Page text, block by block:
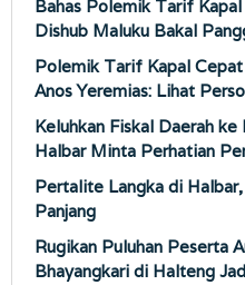
Bahas Polemik Tarif
Dishub Maluku Bakal
Polemik Tarif Kapal
Anos Yeremias: Lihat
Keluhkan Fiskal Daerah
Halbar Minta Perhatian
Pertalite Langka di
Panjang
Rugikan Puluhan Peserta
Bhayangkari di Halteng